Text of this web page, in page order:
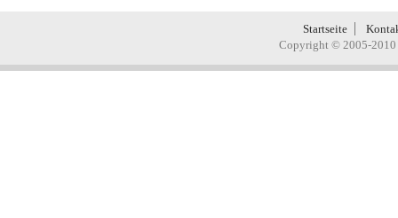
Startseite
Copyright © 2005-2010